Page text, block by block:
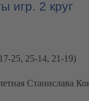
игр. 2 круг
25, 25-14, 21-19)
Станислава